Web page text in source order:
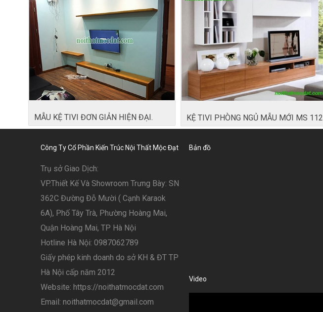
MẪU KỆ TIVI ĐƠN GIẢN HIỆN ĐẠI. KỆ TIVI PHÒNG NGỦ MẪU MỚI MS 112
Công Ty Cổ Phần Kiến Trúc Nội Thất Mộc Đạt
Trụ sở Giao Dịch:
VP.Thiết Kế Và Showroom Trưng Bày: SN
362C Đường Đỗ Mười ( Cạnh Karaok
6A), Phố Tây Trà, Phường Hoàng Mai,
Quận Hoàng Mai, TP Hà Nội
Hotline Hà Nội: 0987062789
Giấy phép kinh doanh do sở KH & ĐT TP
Hà Nội cấp năm 2012
Website: https://noithatmocdat.com
Email: noithatmocdat@gmail.com
Bản đồ
Video